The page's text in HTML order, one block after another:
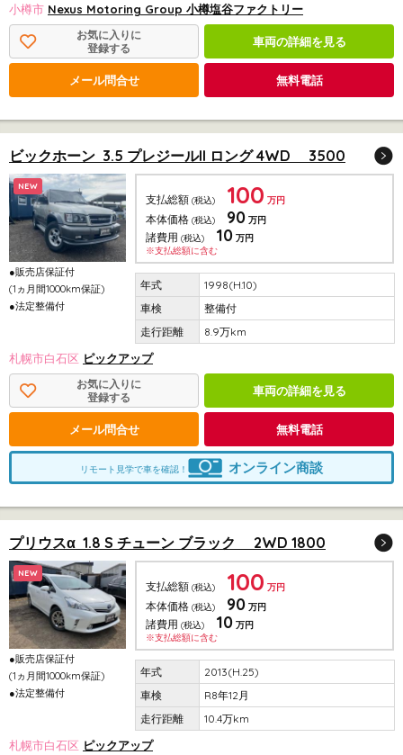
小樽市 Nexus Motoring Group 小樽塩谷ファクトリー
お気に入りに
登録する
車両の詳細を見る
メール問合せ 無料電話
ビックホーン 3.5 プレジールII ロング 4WD 3500
NEW
●販売店保証付
(1ヵ月間1000km保証)
●法定整備付
支払総額 (税込) 100 万円
本体価格 (税込) 90 万円
諸費用 (税込) 10 万円
※支払総額に含む
1998(H.10)
整備付
8.9万km
札幌市白石区 ピックアップ
お気に入りに
登録する
車両の詳細を見る
メール問合せ 無料電話
リモート見学で車を確認！ オンライン商談
プリウスα 1.8 S チューン ブラック 2WD 1800
NEW
●販売店保証付
(1ヵ月間1000km保証)
●法定整備付
支払総額 (税込) 100 万円
本体価格 (税込) 90 万円
諸費用 (税込) 10 万円
※支払総額に含む
2013(H.25)
R8年12月
10.4万km
札幌市白石区 ピックアップ